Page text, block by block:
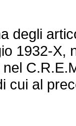
1932-X,
cui al